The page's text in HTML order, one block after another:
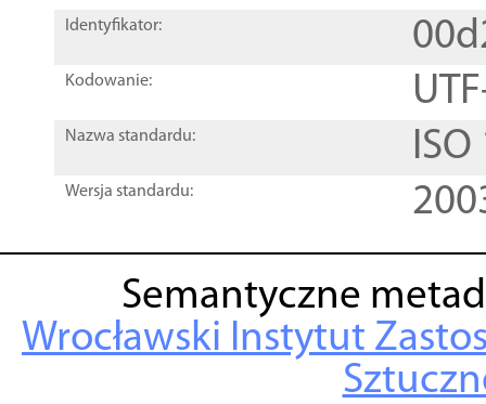
Identyfikator:
Kodowanie:
Nazwa standardu:
Wersja standardu:
Semantyczne
Wrocławski Instytut